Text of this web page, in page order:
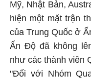
Mỹ, Nhật Bản,
hiện một mặt trận
của Trung Quốc ở
Ấn Độ đã không
như các thành viên
"Đối với Nhóm